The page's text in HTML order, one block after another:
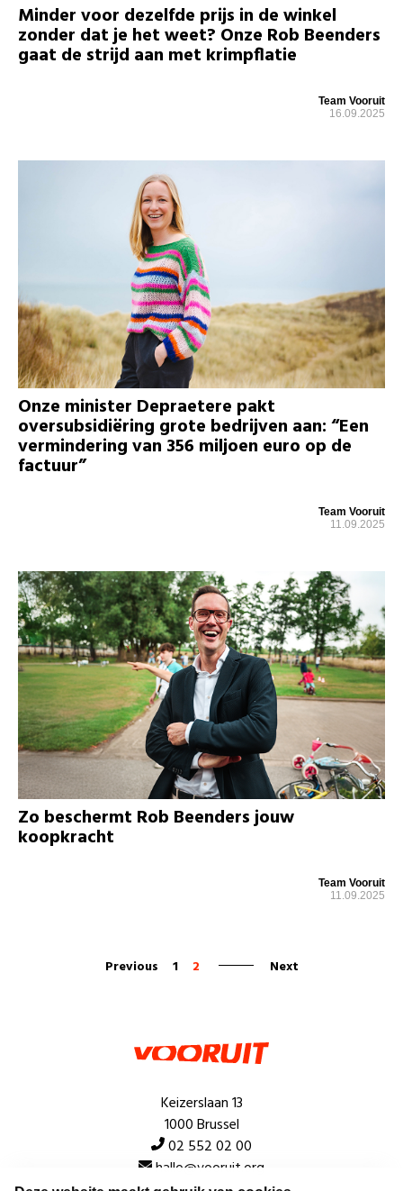
Minder voor dezelfde prijs in de winkel
zonder dat je het weet? Onze Rob Beenders
gaat de strijd aan met krimpflatie
Team Vooruit
16.09.2025
Onze minister Depraetere pakt
oversubsidiëring grote bedrijven aan: “Een
vermindering van 356 miljoen euro op de
factuur”
Team Vooruit
11.09.2025
Zo beschermt Rob Beenders jouw
koopkracht
Team Vooruit
11.09.2025
Previous 1 2 Next
Keizerslaan 13
1000 Brussel
02 552 02 00
hallo@vooruit.org